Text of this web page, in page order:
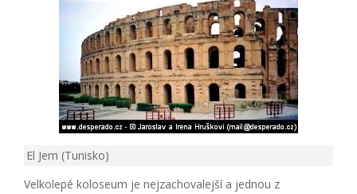
El Jem (Tunisko)
Velkolepé koloseum je nejzachovalejší a jednou z